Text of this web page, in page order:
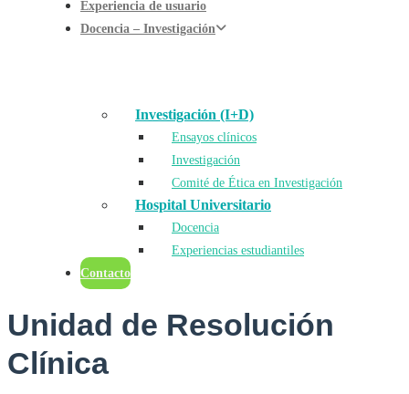
Experiencia de usuario
Docencia – Investigación
Investigación (I+D)
Ensayos clínicos
Investigación
Comité de Ética en Investigación
Hospital Universitario
Docencia
Experiencias estudiantiles
Contacto
Unidad de Resolución
Clínica